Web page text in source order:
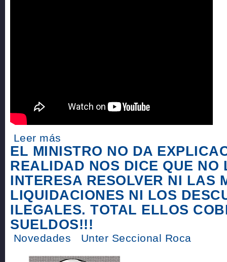
Leer más
EL MINISTRO NO DA
REALIDAD NOS DICE QUE NO
INTERESA RESOLVER NI LAS
LIQUIDACIONES NI LOS
ILEGALES. TOTAL ELLOS
SUELDOS!!!
Novedades Unter Seccional Roca